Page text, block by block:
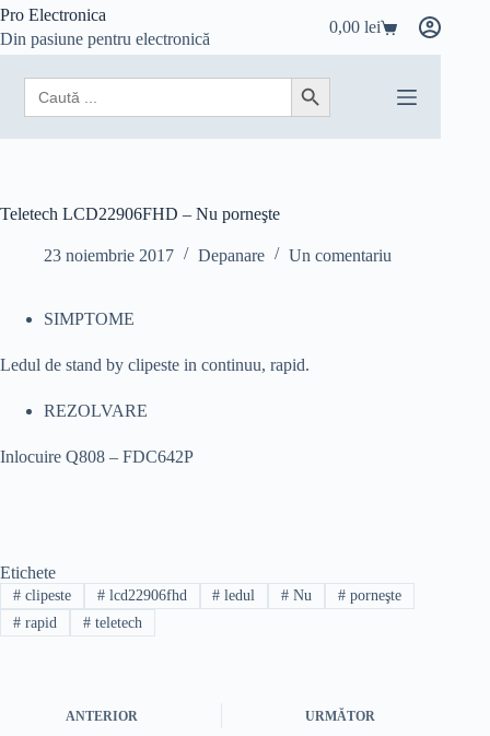
Sari
conținut
Pro Electronica
Din pasiune pentru electronică
Coș
de
cumpărături
0,00lei
Search
for:
Search Button
Teletech LCD22906FHD – Nu porneşte
23 noiembrie 2017 Depanare Un comentariu
SIMPTOME
Ledul de stand by clipeste in continuu, rapid.
REZOLVARE
Inlocuire Q808 – FDC642P
Etichete
#clipeste #lcd22906fhd # ledul # Nu # porneşte
#rapid #teletech
ANTERIOR URMĂTOR